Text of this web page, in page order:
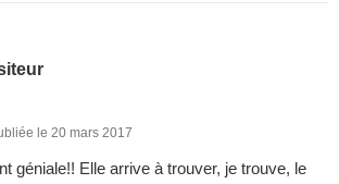
le 20 mars 2017
géniale!! Elle arrive à trouver, je trouve, le